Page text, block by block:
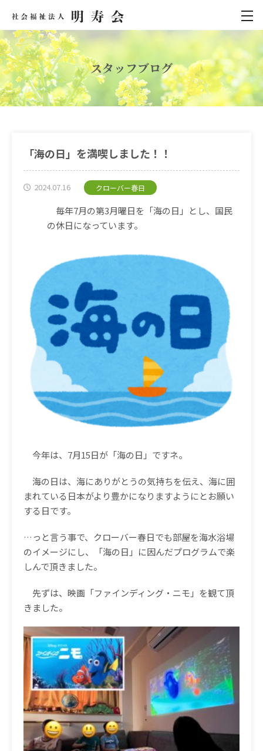
スタッフブログ
「海の日」を満喫しました！！
2024.07.16 クローバー春日
毎年7月の第3月曜日を「海の日」とし、国民
の休日になっています。
今年は、7月15日が「海の日」ですネ。
海の日は、海にありがとうの気持ちを伝え、海に囲
まれている日本がより豊かになりますようにとお願い
する日です。
…っと言う事で、クローバー春日でも部屋を海水浴場
のイメージにし、「海の日」に因んだプログラムで楽
しんで頂きました。
先ずは、映画「ファインディング・ニモ」を観て頂
きました。